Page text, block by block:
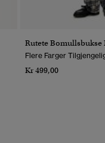
Rutete Bomullsbukse
Flere Farger
Kr 499,00